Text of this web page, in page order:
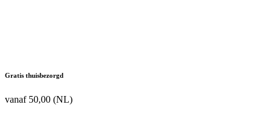
Gratis thuisbezorgd
vanaf 50,00 (NL)